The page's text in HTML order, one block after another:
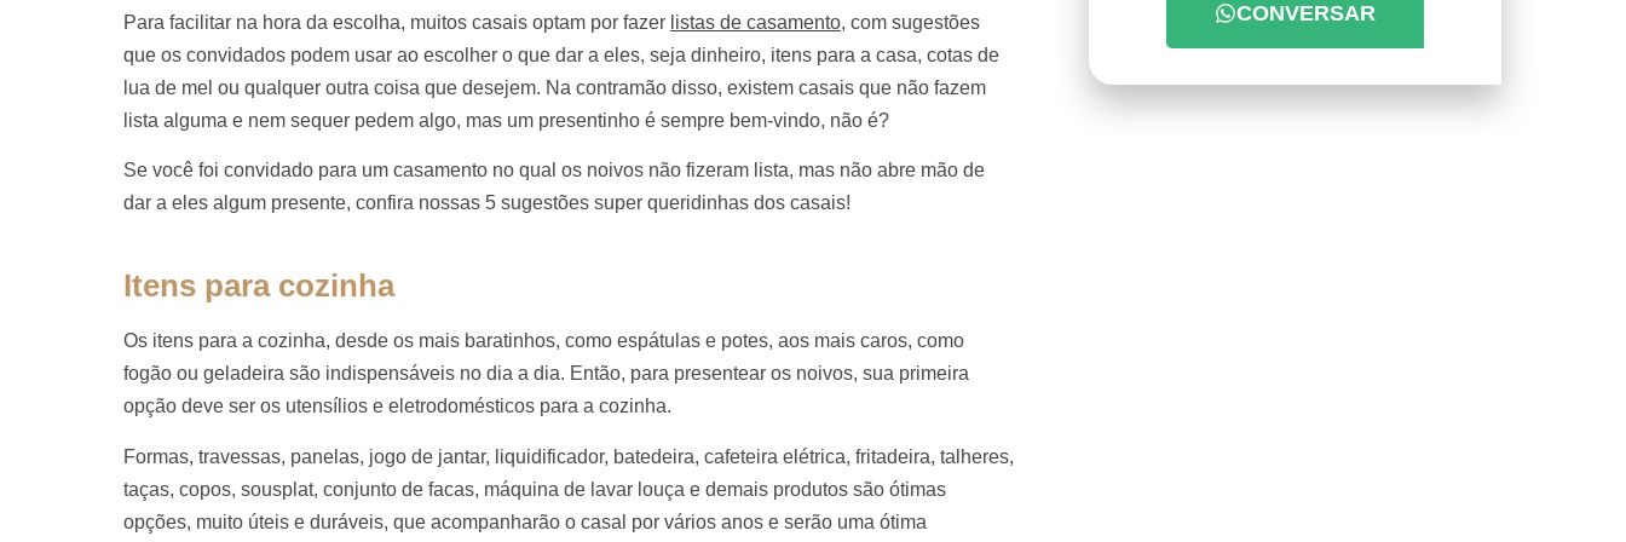
Para facilitar na hora da escolha, muitos casais optam por fazer listas de casamento, com sugestões
que os convidados podem usar ao escolher o que dar a eles, seja dinheiro, itens para a casa, cotas de
lua de mel ou qualquer outra coisa que desejem. Na contramão disso, existem casais que não fazem
lista alguma e nem sequer pedem algo, mas um presentinho é sempre bem-vindo, não é?
Se você foi convidado para um casamento no qual os noivos não fizeram lista, mas não abre mão de
dar a eles algum presente, confira nossas 5 sugestões super queridinhas dos casais!
Itens para cozinha
Os itens para a cozinha, desde os mais baratinhos, como espátulas e potes, aos mais caros, como
fogão ou geladeira são indispensáveis no dia a dia. Então, para presentear os noivos, sua primeira
opção deve ser os utensílios e eletrodomésticos para a cozinha.
Formas, travessas, panelas, jogo de jantar, liquidificador, batedeira, cafeteira elétrica, fritadeira, talheres,
taças, copos, sousplat, conjunto de facas, máquina de lavar louça e demais produtos são ótimas
opções, muito úteis e duráveis, que acompanharão o casal por vários anos e serão uma ótima
CONVERSAR